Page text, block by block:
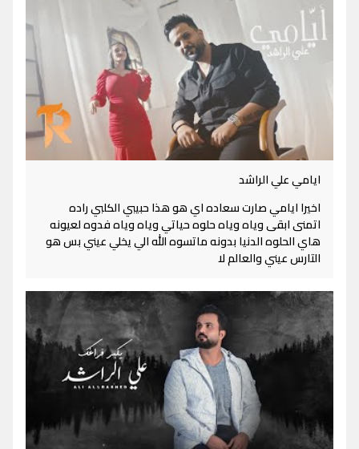
ايامي علي الراشد
اخيرا ايامي صارت سعاده اي هو هذا حبيبي الكلبي راده
اتمنى ابقى وياه وياه حلوه حياتي وياه وياه فدوه لعيونه
هاي الحلوه الدنيا بدونه ماتسوه الله الي يخلي عيني بس هو
التارس عيني والعالم لا